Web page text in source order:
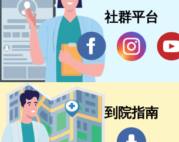
社群平台
到院指南